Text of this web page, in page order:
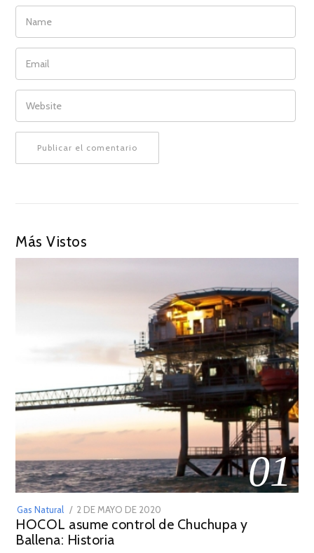
NAME
EMAIL
WEBSITE
Más Vistos
01
Gas Natural
POSTED
ON
2 DE MAYO DE 2020
DE
HOCOL asume control de Chuchupa y
Ballena: Historia